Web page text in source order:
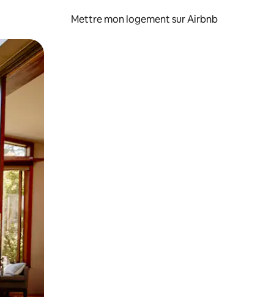
Mettre mon logement sur Airbnb
glisser.